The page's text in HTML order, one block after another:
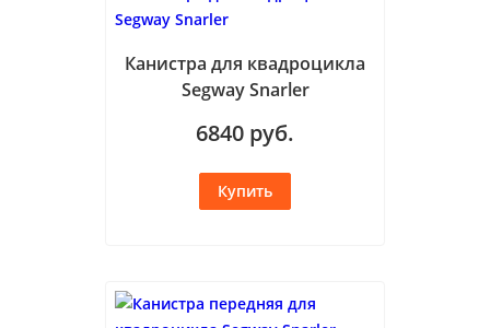
Канистра для квадроцикла
Segway Snarler
6840 руб.